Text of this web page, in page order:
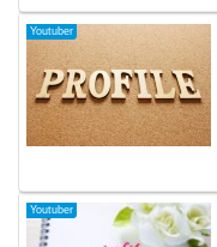
Youtuber
Youtuber